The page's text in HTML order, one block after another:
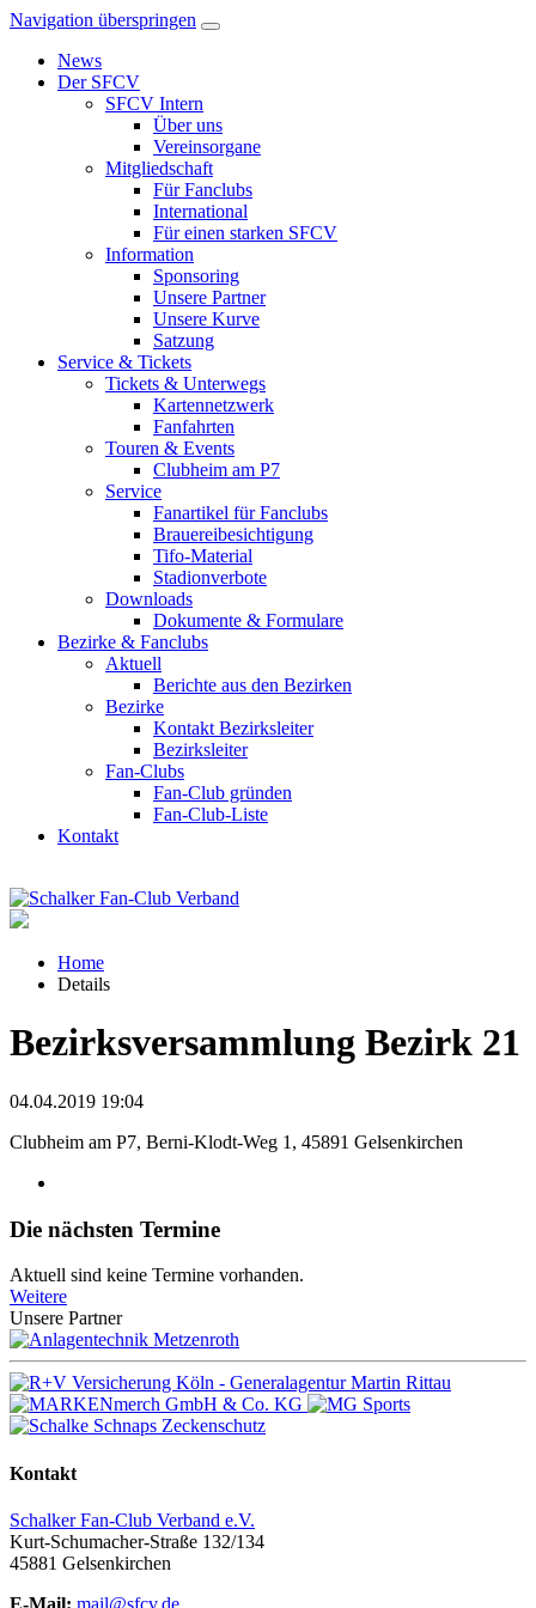
Navigation überspringen
News
Der SFCV
SFCV Intern
Über uns
Vereinsorgane
Mitgliedschaft
Für Fanclubs
International
Für einen starken SFCV
Information
Sponsoring
Unsere Partner
Unsere Kurve
Satzung
Service & Tickets
Tickets & Unterwegs
Kartennetzwerk
Fanfahrten
Touren & Events
Clubheim am P7
Service
Fanartikel für Fanclubs
Brauereibesichtigung
Tifo-Material
Stadionverbote
Downloads
Dokumente & Formulare
Bezirke & Fanclubs
Aktuell
Berichte aus den Bezirken
Bezirke
Kontakt Bezirksleiter
Bezirksleiter
Fan-Clubs
Fan-Club gründen
Fan-Club-Liste
Kontakt
Home
Details
Bezirksversammlung Bezirk 21
04.04.2019 19:04
Clubheim am P7, Berni-Klodt-Weg 1, 45891 Gelsenkirchen
Die nächsten Termine
Aktuell sind keine Termine vorhanden.
Weitere
Unsere Partner
Kontakt
Schalker Fan-Club Verband e.V.
Kurt-Schumacher-Straße 132/134
45881 Gelsenkirchen
E-Mail: mail@sfcv.de